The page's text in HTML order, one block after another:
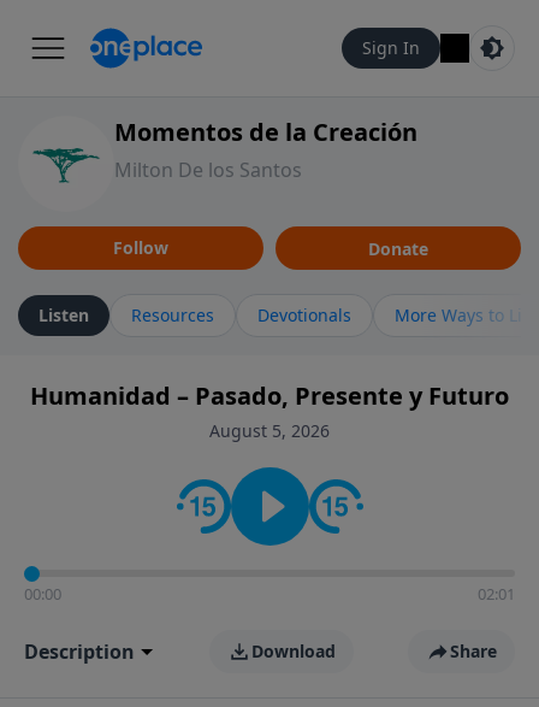
Sign In
Momentos de la Creación
Milton De los Santos
Follow Donate
Listen Resources Devotionals More Ways to
Humanidad – Pasado, Presente y Futuro
August 5, 2026
00:00 02:01
Description Download Share